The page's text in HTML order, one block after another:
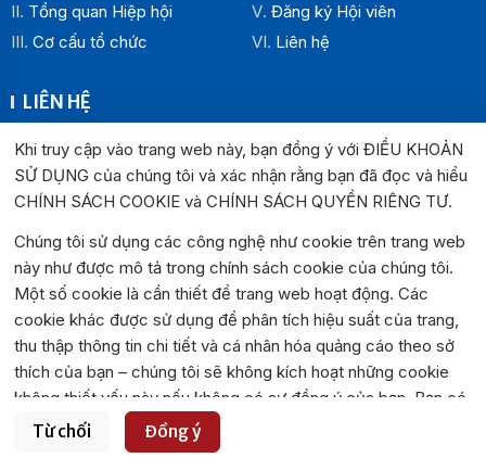
Tổng quan Hiệp hội
Cơ cấu tổ chức
Đăng ký Hội viên
Liên hệ
LIÊN HỆ
Địa chỉ:
Văn phòng Hiệp hội Doanh nghiệp tỉnh Đắk Lắk: Số 33
Trường Chinh , P. Buôn Ma Thuột, tỉnh Đắk Lắk
Tuy Hòa, tỉnh Đắk Lắk
Hotline: 0262.3825999
0262.3827999
Email: hiephoidoanhnghiepdaklak@gmail.com
Website: https://hiephoidoanhnghiepdaklak.org
Bản đồ: https://maps.app.goo.gl/jYirzGGrLPUqLgvS9
©2026. Toàn bộ bản quyền thuộc Hiệp hội Doanh nghiệp Tỉnh Đắk
Khi truy cập vào trang web này, bạn đồng ý với ĐIỀU KHOẢN
SỬ DỤNG của chúng tôi và xác nhận rằng bạn đã đọc và hiểu
CHÍNH SÁCH COOKIE và CHÍNH SÁCH QUYỀN RIÊNG TƯ.
Chúng tôi sử dụng các công nghệ như cookie trên trang web
này như được mô tả trong chính sách cookie của chúng tôi.
Một số cookie là cần thiết để trang web hoạt động. Các
cookie khác được sử dụng để phân tích hiệu suất của trang,
thu thập thông tin chi tiết và cá nhân hóa quảng cáo theo sở
thích của bạn – chúng tôi sẽ không kích hoạt những cookie
không thiết yếu này nếu không có sự đồng ý của bạn. Bạn có
thể chấp nhận hoặc từ chối tất cả cookie không thiết yếu
bằng các nút bên dưới.
Từ chối Đồng ý